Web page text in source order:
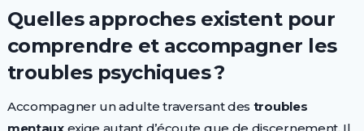
Quelles approches existent pour
comprendre et accompagner les
troubles psychiques ?
Accompagner un adulte traversant des troubles